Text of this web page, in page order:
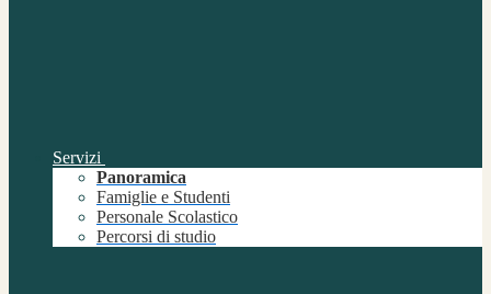
Servizi
Panoramica
Famiglie e Studenti
Personale Scolastico
Percorsi di studio